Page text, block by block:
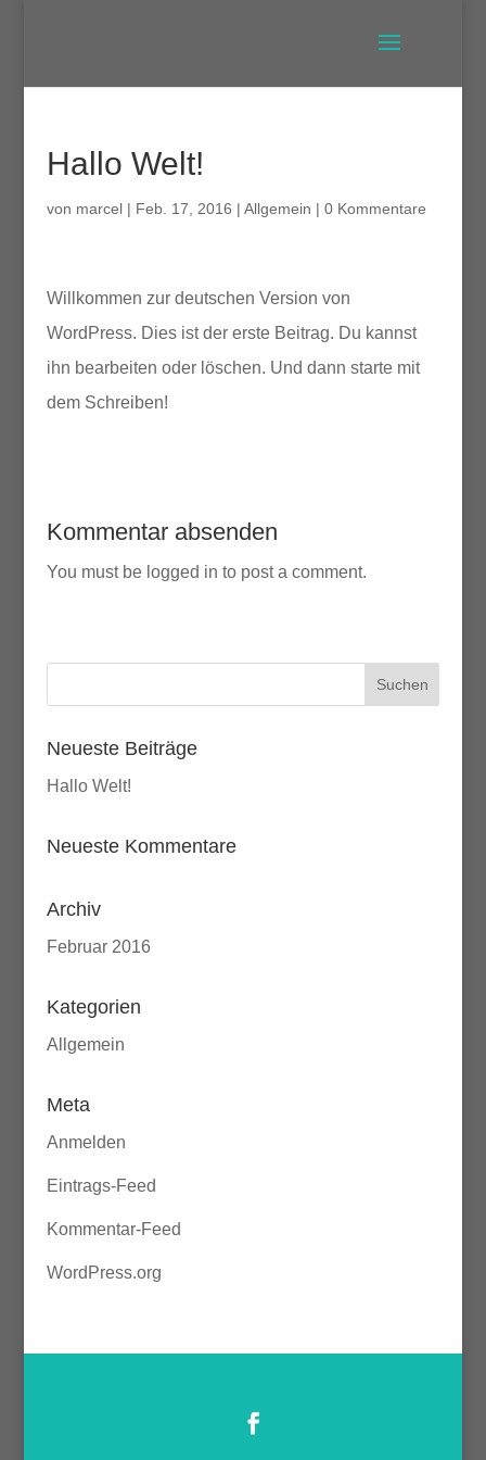
Hallo Welt!
von marcel| Feb. 17, 2016 | Allgemein | 0 Kommentare
Willkommen zur deutschen Version von
WordPress. Dies ist der erste Beitrag. Du kannst
ihn bearbeiten oder löschen. Und dann starte mit
dem Schreiben!
Kommentar absenden
You must be logged in to post a comment.
Neueste Beiträge
Hallo Welt!
Neueste Kommentare
Archiv
Februar 2016
Kategorien
Allgemein
Meta
Anmelden
Eintrags-Feed
Kommentar-Feed
WordPress.org